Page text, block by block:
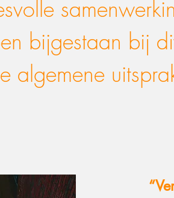
bijgestaan bij
algemene